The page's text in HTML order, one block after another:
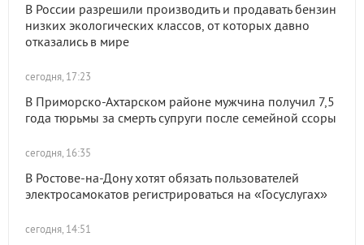
В России разрешили производить и продавать бензин
низких экологических классов, от которых давно
отказались в мире
сегодня, 17:23
В Приморско-Ахтарском районе мужчина получил 7,5
года тюрьмы за смерть супруги после семейной ссоры
сегодня, 16:35
В Ростове-на-Дону хотят обязать пользователей
электросамокатов регистрироваться на «Госуслугах»
сегодня, 14:51